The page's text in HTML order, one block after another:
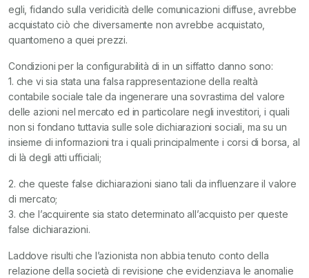
egli, fidando sulla veridicità delle comunicazioni diffuse, avrebbe
acquistato ciò che diversamente non avrebbe acquistato,
quantomeno a quei prezzi.
Condizioni per la configurabilità di in un siffatto danno sono:
1. che vi sia stata una falsa rappresentazione della realtà
contabile sociale tale da ingenerare una sovrastima del valore
delle azioni nel mercato ed in particolare negli investitori, i quali
non si fondano tuttavia sulle sole dichiarazioni sociali, ma su un
insieme di informazioni tra i quali principalmente i corsi di borsa, al
di là degli atti ufficiali;
2. che queste false dichiarazioni siano tali da influenzare il valore
di mercato;
3. che l’acquirente sia stato determinato all’acquisto per queste
false dichiarazioni.
Laddove risulti che l’azionista non abbia tenuto conto della
relazione della società di revisione che evidenziava le anomalie